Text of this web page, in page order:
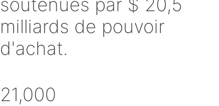
milliards de pouvoir
d'achat.
21,000